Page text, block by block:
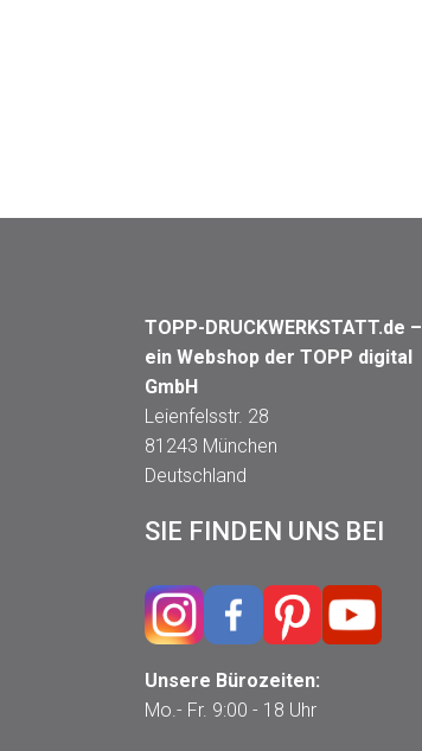
TOPP-DRUCKWERKSTATT.de –
ein Webshop der TOPP digital
GmbH
Leienfelsstr. 28
81243 München
Deutschland
SIE FINDEN UNS BEI
Unsere Bürozeiten:
Mo.- Fr. 9:00 - 18 Uhr